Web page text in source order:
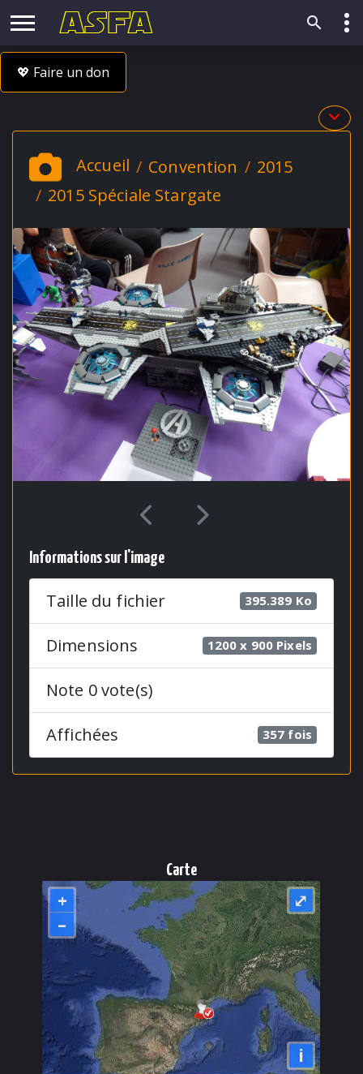
💖 Faire un don
Accueil Convention
2015
2015 Spéciale Stargate
Informations sur l'image
Taille du fichier 395.389 Ko
Dimensions 1200 x 900 Pixels
Note 0 vote(s)
Affichées 357 fois
Carte
+
–
i
⤢